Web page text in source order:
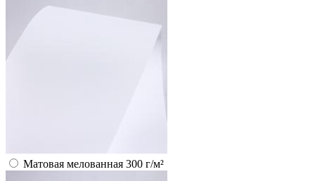
Матовая мелованная 300 г/м²